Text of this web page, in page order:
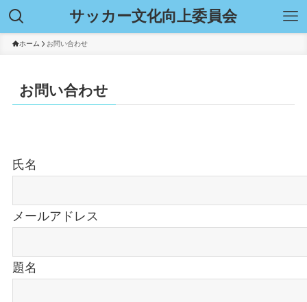
サッカー文化向上委員会
ホーム お問い合わせ
お問い合わせ
氏名
メールアドレス
題名